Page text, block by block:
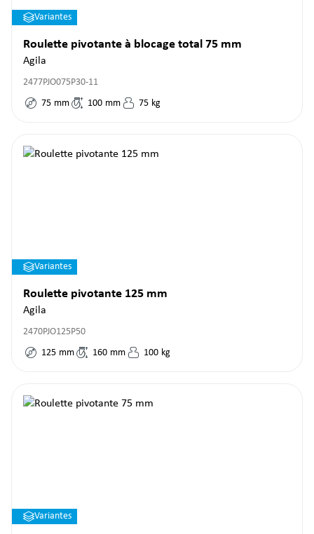
Variantes
Roulette pivotante à blocage total 75 mm
Agila
2477PJO075P30-11
75 mm 100 mm 75 kg
Variantes
Roulette pivotante 125 mm
Agila
2470PJO125P50
125 mm 160 mm 100 kg
Variantes